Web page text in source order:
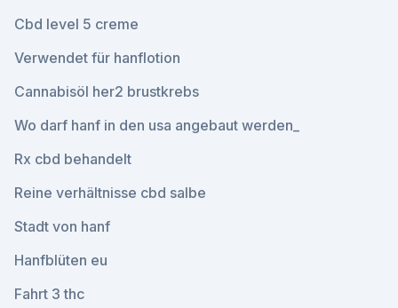
Cbd level 5 creme
Verwendet für hanflotion
Cannabisöl her2 brustkrebs
Wo darf hanf in den usa angebaut werden_
Rx cbd behandelt
Reine verhältnisse cbd salbe
Stadt von hanf
Hanfblüten eu
Fahrt 3 thc